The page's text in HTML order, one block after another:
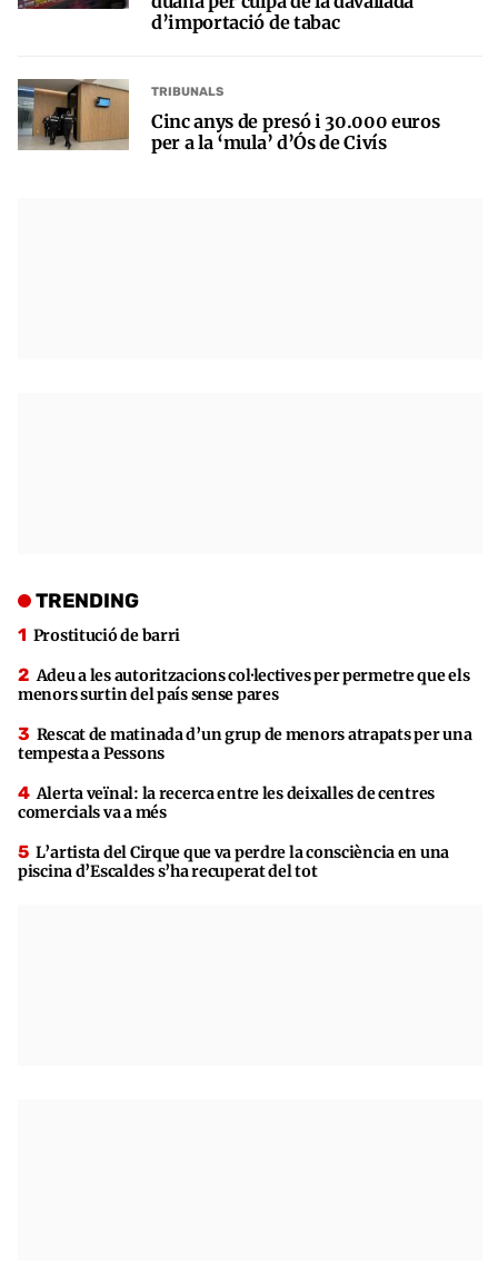
d’importació de tabac
TRIBUNALS
Cinc anys de presó i 30.000 euros
per a la ‘mula’ d’Ós de Civís
TRENDING
Prostitució de barri
Adeu a les autoritzacions col·lectives per permetre que els
menors surtin del país sense pares
Rescat de matinada d’un grup de menors atrapats per una
tempesta a Pessons
Alerta veïnal: la recerca entre les deixalles de centres
comercials va a més
L’artista del Cirque que va perdre la consciència en una
piscina d’Escaldes s’ha recuperat del tot